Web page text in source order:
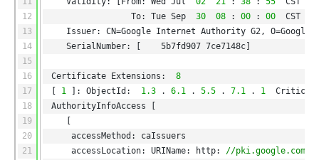
12
13
14
15
16
17
18
19
20
21
To: Tue Sep
30 08 : 00 : 00 CST
Issuer: CN=Google Internet Authority G2, O=Google
SerialNumber: [    5b7fd907 7ce7148c]
Certificate Extensions:
8
1 ]: ObjectId: 1.3 . 6.1 . 5.5 . 7.1 . 1
AuthorityInfoAccess [
accessMethod: caIssuers
accessLocation: URIName: http:
//pki.google.com/